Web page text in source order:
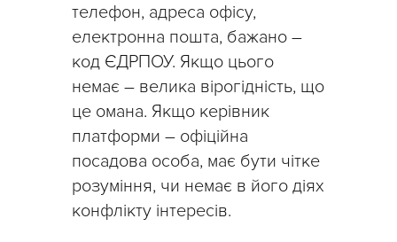
телефон, адреса офісу,
електронна пошта, бажано –
код ЄДРПОУ. Якщо цього
немає – велика вірогідність, що
це омана. Якщо керівник
платформи – офіційна
посадова особа, має бути чітке
розуміння, чи немає в його діях
конфлікту інтересів.